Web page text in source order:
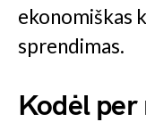
ekonomiškas
sprendimas.
Kodėl per